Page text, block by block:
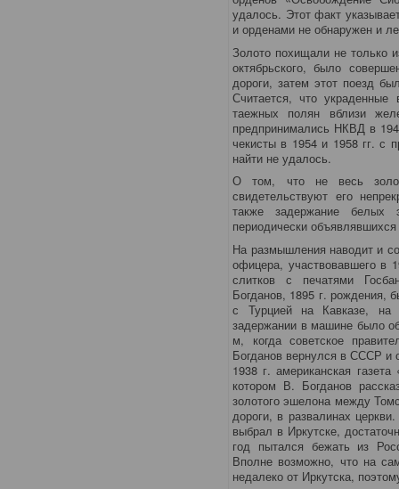
удалось. Этот факт
и орденами не обнаружен и
Золото похищали не только
октябрьского, было
дороги, затем этот поезд
Считается, что
таежных полян вблизи
предпринимались НКВД в
чекисты в 1954 и 1958 гг. с
найти не удалось.
О том, что не весь
свидетельствуют его
также задержание белых
периодически
На размышления наводит и
офицера, участвовавшего в
слитков с печатями
Богданов, 1895 г. рождения,
с Турцией на Кавказе, на
задержании в машине было
м, когда советское
Богданов вернулся в СССР и
1938 г. американская
котором В. Богданов
золотого эшелона между
дороги, в развалинах
выбрал в Иркутске,
год пытался бежать из
Вполне возможно, что на
недалеко от Иркутска,